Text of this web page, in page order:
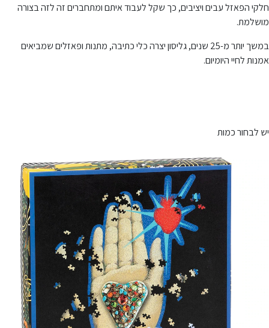
חלקי הפאזל עבים ויציבים, כך שקל לעבוד איתם ומתחברים זה לזה בצורה
מושלמת.
במשך יותר מ-25 שנים, גליסון יצרה כלי כתיבה, מתנות ופאזלים שמביאים
אמנות לחיי היומיום.
יש לבחור כמות